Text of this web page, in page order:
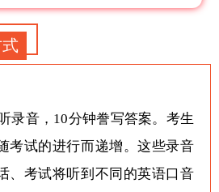
音，10分钟誊写答案。考生
考试的进行而递增。这些录音
、考试将听到不同的英语口音